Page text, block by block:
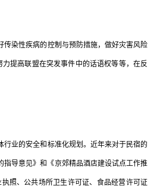
染性疾病的控制与预防措施，做好灾害风险
提高联盟在突发事件中的话语权等等，在反
业的安全和标准化规划。近年来对于民宿的
导意见》和《京郊精品酒店建设试点工作推
照、公共场所卫生许可证、食品经营许可证